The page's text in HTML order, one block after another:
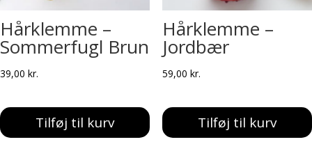
Hårklemme –
Sommerfugl Brun
39,00 kr.
Tilføj til kurv
Hårklemme –
Jordbær
59,00 kr.
Tilføj til kurv